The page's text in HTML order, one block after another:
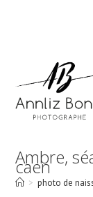
Ambre,
caen
> photo de